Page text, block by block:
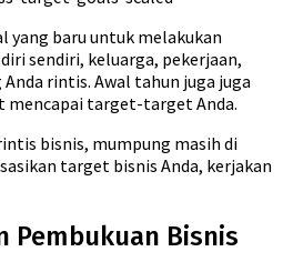
yang baru untuk melakukan
sendiri, keluarga, pekerjaan,
rintis. Awal tahun juga juga
mencapai target-target Anda.
bisnis, mumpung masih di
target bisnis Anda, kerjakan
Pembukuan Bisnis